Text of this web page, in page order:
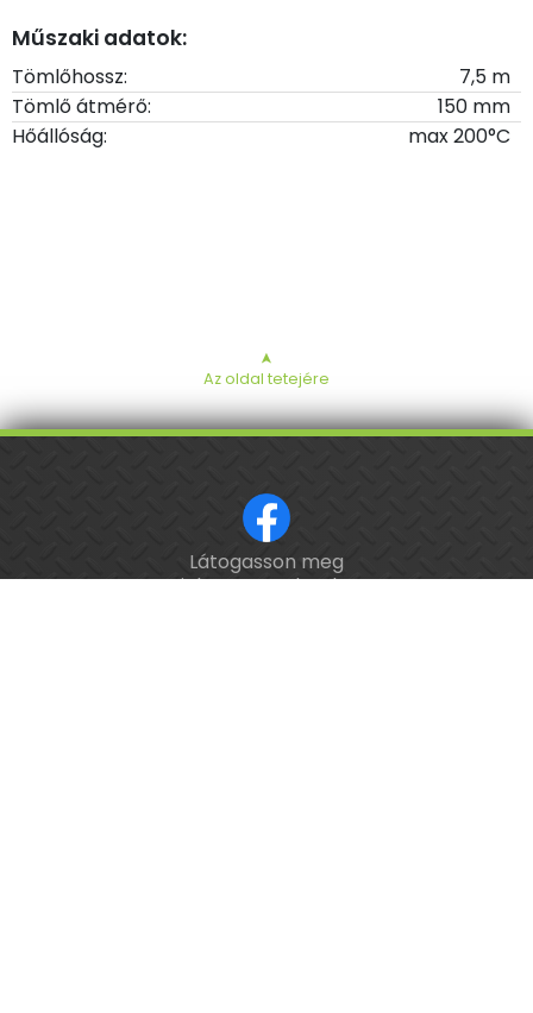
Műszaki adatok:
Tömlőhossz:
7,5 m
Tömlő átmérő:
150 mm
Hőállóság:
max 200°C
➤
Az oldal tetejére
Látogasson meg
minket a Facebookon!